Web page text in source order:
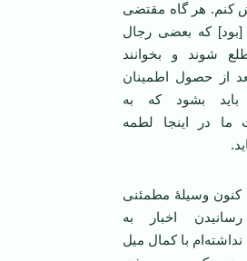
کنم. هر گاه مقتضی
[بود] که بعضی رجال
شوند و بخوانند
از حصول اطمینان
بشود که به
ما در اینجا لطمه
کنون وسیلۀ مطمئنی
اخبار به
با کمال میل